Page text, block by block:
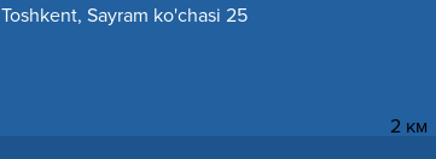
2 км
Toshkent, Sayram ko'chasi 25